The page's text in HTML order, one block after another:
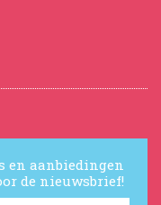
en aanbiedingen
de nieuwsbrief!